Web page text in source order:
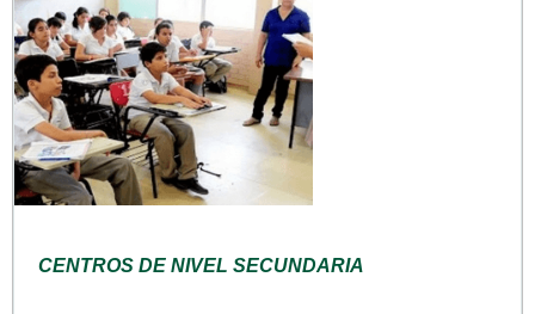
CENTROS DE NIVEL SECUNDARIA